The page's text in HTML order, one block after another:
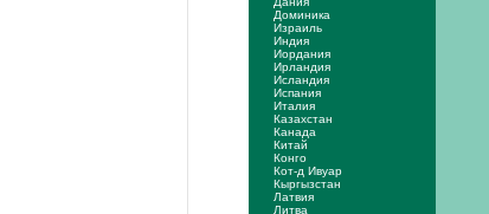
Доминика
Израиль
Индия
Иордания
Ирландия
Исландия
Испания
Италия
Казахстан
Канада
Китай
Конго
Кот-д Ивуар
Кыргызстан
Латвия
Литва